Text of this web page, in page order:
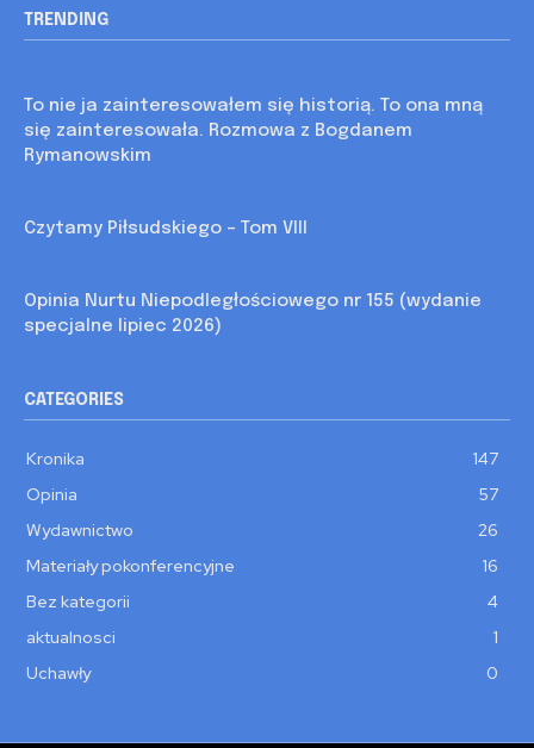
TRENDING
To nie ja zainteresowałem się historią. To ona mną
się zainteresowała. Rozmowa z Bogdanem
Rymanowskim
Czytamy Piłsudskiego – Tom VIII
Opinia Nurtu Niepodległościowego nr 155 (wydanie
specjalne lipiec 2026)
CATEGORIES
Kronika
147
Opinia
57
Wydawnictwo
26
Materiały pokonferencyjne
16
Bez kategorii
4
aktualnosci
1
Uchawły
0